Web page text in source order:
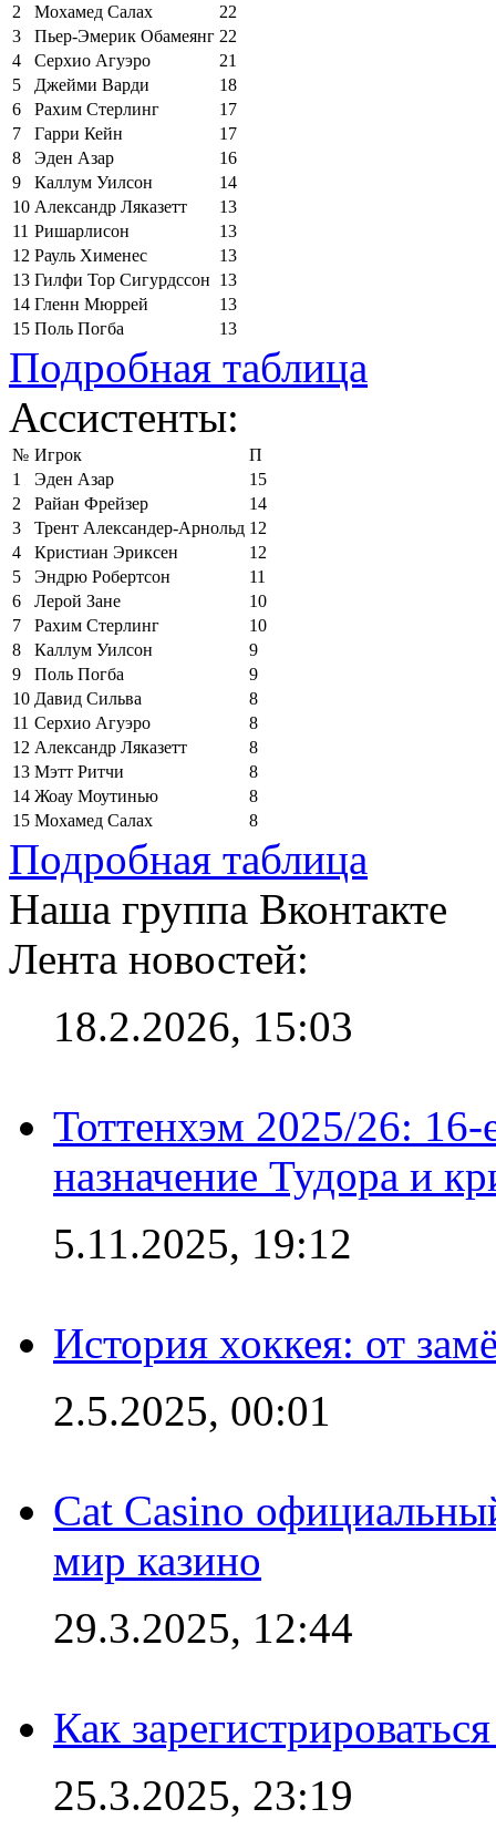
2
Мохамед Салах
22
3
Пьер-Эмерик Обамеянг 22
4
Серхио Агуэро
21
5
Джейми Варди
18
6
Рахим Стерлинг
17
7
Гарри Кейн
17
8
Эден Азар
16
9
Каллум Уилсон
14
10 Александр Ляказетт
13
11 Ришарлисон
13
12 Рауль Хименес
13
13 Гилфи Тор Сигурдссон 13
14 Гленн Мюррей
13
15 Поль Погба 13
Подробная таблица
Ассистенты:
№ Игрок
П
1
Эден Азар
15
2
Райан Фрейзер
14
3
Трент Александер-Арнольд 12
4
Кристиан Эриксен
12
5
Эндрю Робертсон
11
6
Лерой Зане
10
7
Рахим Стерлинг
10
8
Каллум Уилсон
9
9
Поль Погба
9
10 Давид Сильва
8
11 Серхио Агуэро
8
12 Александр Ляказетт
8
13 Мэтт Ритчи
8
14 Жоау Моутинью
8
15 Мохамед Салах 8
Подробная таблица
Наша группа Вконтакте
Лента новостей:
18.2.2026, 15:03
Тоттенхэм 2025/26:
назначение Тудора и
5.11.2025, 19:12
История хоккея: от
2.5.2025, 00:01
Cat Casino
мир казино
29.3.2025, 12:44
Как
25.3.2025, 23:19